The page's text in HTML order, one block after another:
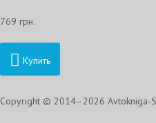
769 грн.
Купить
Copyright © 2014–2026 Avtokniga-